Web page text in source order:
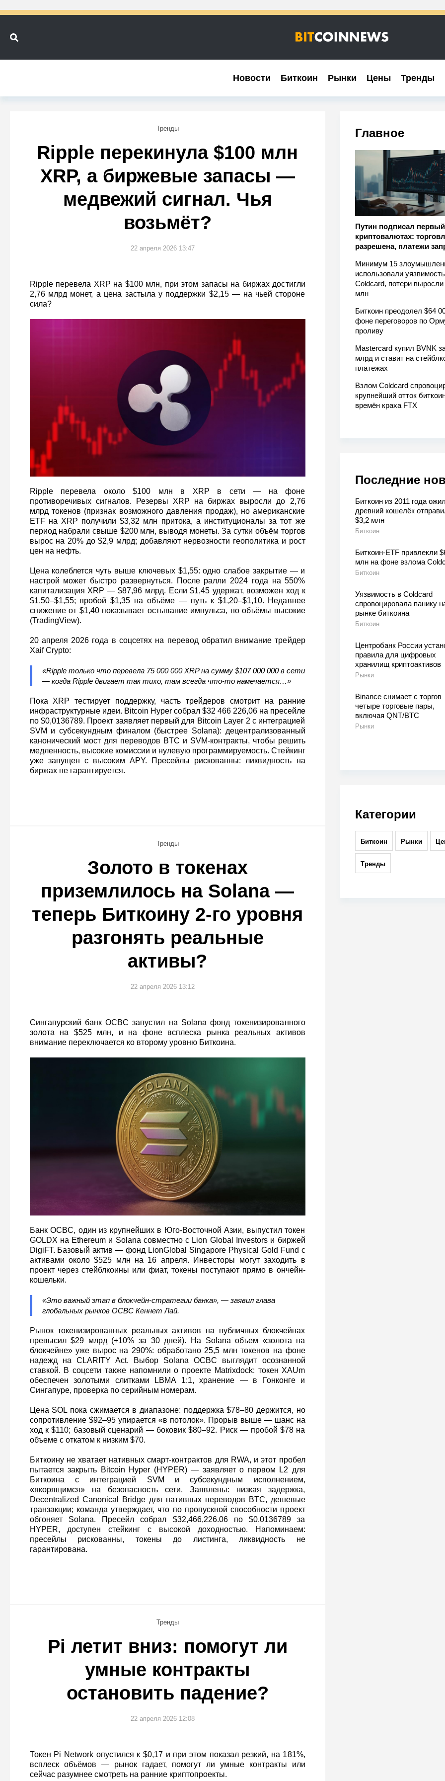
Новости Биткоин Рынки Цены Тренды
Новости Биткоин Рынки Цены Тренды
Главное
Путин подписал первый
криптовалютах:
разрешена, платежи
Минимум 15
использовали уязвимость
Coldcard, потери
млн
Биткоин преодолел $64
фоне переговоров по
проливу
Mastercard купил BVNK
млрд и ставит на
платежах
Взлом Coldcard
крупнейший отток
времён краха FTX
Последние
Биткоин из 2011 года
древний кошелёк
$3,2 млн
Биткоин
Биткоин-ETF привлекли
млн на фоне взлома
Биткоин
Уязвимость в Coldcard
спровоцировала панику
рынке биткоина
Биткоин
Центробанк России
правила для цифровых
хранилищ криптоактивов
Рынки
Binance снимает с торгов
четыре торговые пары,
включая QNT/BTC
Рынки
Категории
Биткоин Рынки
Тренды
Тренды
Ripple перекинула $100 млн
XRP, а биржевые запасы —
медвежий сигнал. Чья
возьмёт?
22 апреля 2026 13:47
Ripple перевела XRP на $100 млн, при этом запасы на биржах достигли
2,76 млрд монет, а цена застыла у поддержки $2,15 — на чьей стороне
сила?
Ripple перевела около $100 млн в XRP в сети — на фоне
противоречивых сигналов. Резервы XRP на биржах выросли до 2,76
млрд токенов (признак возможного давления продаж), но американские
ETF на XRP получили $3,32 млн притока, а институционалы за тот же
период набрали свыше $200 млн, выводя монеты. За сутки объём торгов
вырос на 20% до $2,9 млрд; добавляют нервозности геополитика и рост
цен на нефть.
Цена колеблется чуть выше ключевых $1,55: одно слабое закрытие — и
настрой может быстро развернуться. После ралли 2024 года на 550%
капитализация XRP — $87,96 млрд. Если $1,45 удержат, возможен ход к
$1,50–$1,55; пробой $1,35 на объёме — путь к $1,20–$1,10. Недавнее
снижение от $1,40 показывает остывание импульса, но объёмы высокие
(TradingView).
20 апреля 2026 года в соцсетях на перевод обратил внимание трейдер
Xaif Crypto:
«Ripple только что перевела 75 000 000 XRP на сумму $107 000 000 в сети
— когда Ripple двигает так тихо, там всегда что‑то намечается…»
Пока XRP тестирует поддержку, часть трейдеров смотрит на ранние
инфраструктурные идеи. Bitcoin Hyper собрал $32 466 226,06 на пресейле
по $0,0136789. Проект заявляет первый для Bitcoin Layer 2 с интеграцией
SVM и субсекундным финалом (быстрее Solana): децентрализованный
канонический мост для переводов BTC и SVM‑контракты, чтобы решить
медленность, высокие комиссии и нулевую программируемость. Стейкинг
уже запущен с высоким APY. Пресейлы рискованны: ликвидность на
биржах не гарантируется.
Тренды
Золото в токенах
приземлилось на Solana —
теперь Биткоину 2-го уровня
разгонять реальные
активы?
22 апреля 2026 13:12
Сингапурский банк OCBC запустил на Solana фонд токенизированного
золота на $525 млн, и на фоне всплеска рынка реальных активов
внимание переключается ко второму уровню Биткоина.
Банк OCBC, один из крупнейших в Юго-Восточной Азии, выпустил токен
GOLDX на Ethereum и Solana совместно с Lion Global Investors и биржей
DigiFT. Базовый актив — фонд LionGlobal Singapore Physical Gold Fund с
активами около $525 млн на 16 апреля. Инвесторы могут заходить в
проект через стейблкоины или фиат, токены поступают прямо в ончейн-
кошельки.
«Это важный этап в блокчейн-стратегии банка», — заявил глава
глобальных рынков OCBC Кеннет Лай.
Рынок токенизированных реальных активов на публичных блокчейнах
превысил $29 млрд (+10% за 30 дней). На Solana объем «золота на
блокчейне» уже вырос на 290%: обработано 25,5 млн токенов на фоне
надежд на CLARITY Act. Выбор Solana OCBC выглядит осознанной
ставкой. В соцсети также напомнили о проекте Matrixdock: токен XAUm
обеспечен золотыми слитками LBMA 1:1, хранение — в Гонконге и
Сингапуре, проверка по серийным номерам.
Цена SOL пока сжимается в диапазоне: поддержка $78–80 держится, но
сопротивление $92–95 упирается «в потолок». Прорыв выше — шанс на
ход к $110; базовый сценарий — боковик $80–92. Риск — пробой $78 на
объеме с откатом к низким $70.
Биткоину не хватает нативных смарт-контрактов для RWA, и этот пробел
пытается закрыть Bitcoin Hyper (HYPER) — заявляет о первом L2 для
Биткоина с интеграцией SVM и субсекундным исполнением,
«якорящимся» на безопасность сети. Заявлены: низкая задержка,
Decentralized Canonical Bridge для нативных переводов BTC, дешевые
транзакции; команда утверждает, что по пропускной способности проект
обгоняет Solana. Пресейл собрал $32,466,226.06 по $0.0136789 за
HYPER, доступен стейкинг с высокой доходностью. Напоминаем:
пресейлы рискованны, токены до листинга, ликвидность не
гарантирована.
Тренды
Pi летит вниз: помогут ли
умные контракты
остановить падение?
22 апреля 2026 12:08
Токен Pi Network опустился к $0,17 и при этом показал резкий, на 181%,
всплеск объёмов — рынок гадает, помогут ли умные контракты или
сейчас разумнее смотреть на ранние криптопроекты.